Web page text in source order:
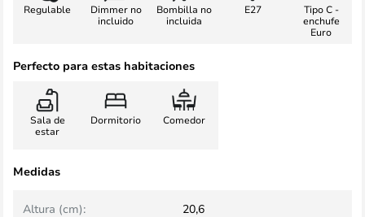
Regulable
Dimmer no
incluido
Bombilla no
incluida
E27
Tipo C -
enchufe
Euro
Perfecto para estas habitaciones
Sala de
estar
Dormitorio Comedor
Medidas
Altura (cm):
20,6